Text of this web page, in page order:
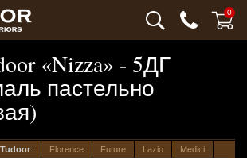
0
«Nizza» - 5ДГ
пастельно
Tudoor: Florence Future Lazio
Medici